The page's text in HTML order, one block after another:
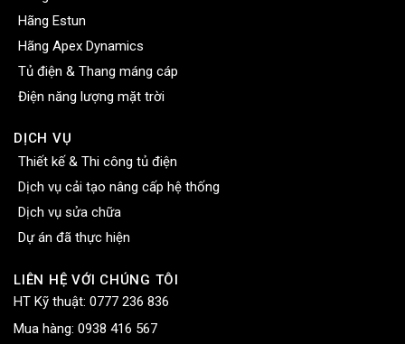
Hãng Estun
Hãng Apex Dynamics
Tủ điện & Thang máng cáp
Điện năng lượng mặt trời
DỊCH VỤ
Thiết kế & Thi công tủ điện
Dịch vụ cải tạo nâng cấp hệ thống
Dịch vụ sửa chữa
Dự án đã thực hiện
LIÊN HỆ VỚI CHÚNG TÔI
HT Kỹ thuật: 0777 236 836
Mua hàng: 0938 416 567